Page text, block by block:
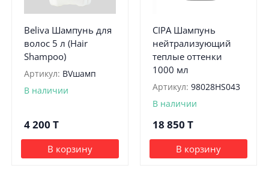
Beliva Шампунь для
волос 5 л (Hair
Shampoo)
Артикул: BVшамп
В наличии
4 200 T
В корзину
CIPA Шампунь
нейтрализующий
теплые оттенки
1000 мл
Артикул: 98028HS043
В наличии
18 850 T
В корзину